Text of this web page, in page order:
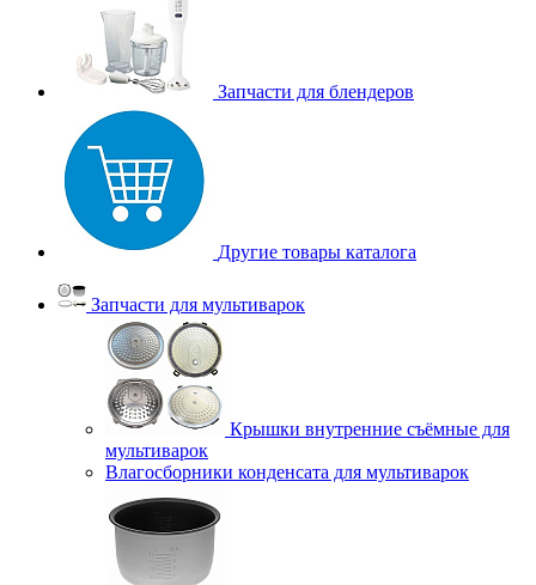
Запчасти для блендеров
Другие товары каталога
Запчасти для мультиварок
Крышки внутренние съёмные для
мультиварок
Влагосборники конденсата для мультиварок